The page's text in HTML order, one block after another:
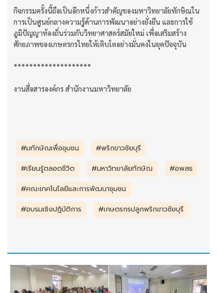
กิจกรรมครั้งนี้ถือเป็นอีกหนึ่งก้าวสำคัญของมหาวิทยาลัยทักษิณใน
การเป็นศูนย์กลางความรู้ด้านการพัฒนาอย่างยั่งยืน และการใช้
ภูมิปัญญาท้องถิ่นร่วมกับวิทยาศาสตร์สมัยใหม่ เพื่อเสริมสร้าง
ศักยภาพของเกษตรกรไทยให้เติบโตอย่างมั่นคงในยุคปัจจุบัน
********************
งานสื่อสารองค์กร สำนักงานมหาวิทยาลัย
#มทักษิณเพื่อชุมชน
#พริกขาวชัยบุรี
#เรียนรู้ตลอดชีวิต
#มหาวิทยาลัยทักษิณ
#อพสธ
#คณะเทคโนโลยีและการพัฒนาชุมชน
#อบรมเชิงปฏิบัติการ
#เกษตรกรปลูกพริกขาวชัยบุรี